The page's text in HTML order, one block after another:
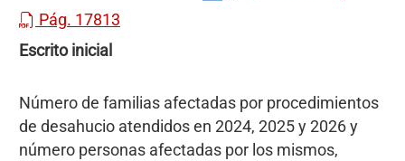
Pág. 17813
Escrito inicial
Número de familias afectadas por procedimientos
de desahucio atendidos en 2024, 2025 y 2026 y
número personas afectadas por los mismos,